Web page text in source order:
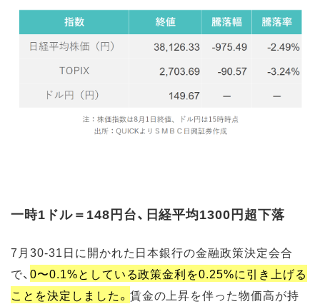
一時1ドル＝148円台、日経平均1300円超下落
7月30-31日に開かれた日本銀行の金融政策決定会合
で、0〜0.1%としている政策金利を0.25%に引き上げる
ことを決定しました。 賃金の上昇を伴った物価高が持